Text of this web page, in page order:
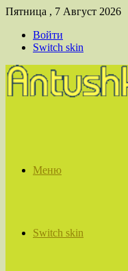
Пятница , 7 Август 2026
Войти
Switch skin
Меню
Switch skin